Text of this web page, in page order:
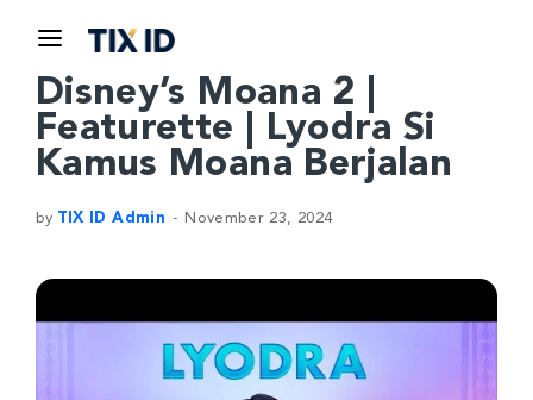
Disney’s Moana 2 |
Featurette | Lyodra Si
Kamus Moana Berjalan
by TIX ID Admin November 23, 2024